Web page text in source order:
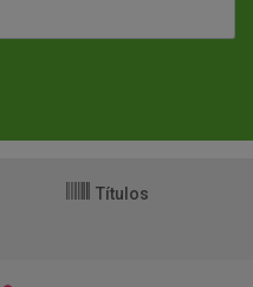
Títulos